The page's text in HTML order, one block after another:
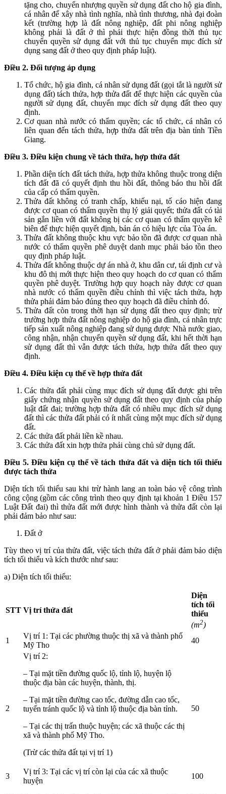
tặng cho, chuyển nhượng quyền sử dụng đất cho hộ gia đình,
cá nhân để xây nhà tình nghĩa, nhà tình thương, nhà đại đoàn
kết (trường hợp là đất nông nghiệp, đất phi nông nghiệp
không phải là đất ở thì phải thực hiện đồng thời thủ tục
chuyển quyền sử dụng đất với thủ tục chuyển mục đích sử
dụng sang đất ở theo quy định pháp luật).
Điều 2. Đối tượng áp dụng
Tổ chức, hộ gia đình, cá nhân sử dụng đất (gọi tắt là người sử
dụng đất) tách thửa, hợp thửa đất để thực hiện các quyền của
người sử dụng đất, chuyển mục đích sử dụng đất theo quy
định.
Cơ quan nhà nước có thẩm quyền; các tổ chức, cá nhân có
liên quan đến tách thửa, hợp thửa đất trên địa bàn tỉnh Tiền
Giang.
Điều 3. Điều kiện chung về tách thửa, hợp thửa đất
Phần diện tích đất tách thửa, hợp thửa không thuộc trong diện
tích đất đã có quyết định thu hồi đất, thông báo thu hồi đất
của cấp có thẩm quyền.
Thửa đất không có tranh chấp, khiếu nại, tố cáo hiện đang
được cơ quan có thẩm quyền thụ lý giải quyết; thửa đất có tài
sản gắn liền với đất không bị các cơ quan có thẩm quyền kê
biên để thực hiện quyết định, bản án có hiệu lực của Tòa án.
Thửa đất không thuộc khu vực bảo tồn đã được cơ quan nhà
nước có thẩm quyền phê duyệt danh mục phải bảo tồn theo
quy định pháp luật.
Thửa đất không thuộc dự án nhà ở, khu dân cư, tái định cư và
khu đô thị mới thực hiện theo quy hoạch do cơ quan có thẩm
quyền phê duyệt. Trường hợp quy hoạch này được cơ quan
nhà nước có thẩm quyền điều chỉnh thì việc tách thửa, hợp
thửa phải đảm bảo đúng theo quy hoạch đã điều chỉnh đó.
Thửa đất còn trong thời hạn sử dụng đất theo quy định; trừ
trường hợp thửa đất nông nghiệp do hộ gia đình, cá nhân trực
tiếp sản xuất nông nghiệp đang sử dụng được Nhà nước giao,
công nhận, nhận chuyển quyền sử dụng đất, khi hết thời hạn
sử dụng đất thì vẫn được tách thửa, hợp thửa đất theo quy
định.
Điều 4. Điều kiện cụ thể về hợp thửa đất
Các thửa đất phải cùng mục đích sử dụng đất được ghi trên
giấy chứng nhận quyền sử dụng đất theo quy định của pháp
luật đất đai; trường hợp thửa đất có nhiều mục đích sử dụng
đất thì các thửa đất phải có ít nhất cùng một mục đích sử dụng
đất.
Các thửa đất phải liền kề nhau.
Các thửa đất xin hợp thửa phải cùng chủ sử dụng đất.
Điều 5. Điều kiện cụ thể về tách thửa đất và diện tích tối thiểu
được tách thửa
Diện tích tối thiểu sau khi trừ hành lang an toàn bảo vệ công trình
công cộng (gồm các công trình theo quy định tại khoản 1 Điều 157
Luật Đất đai) thì thửa đất mới được hình thành và thửa đất còn lại
phải đảm bảo như sau:
Đất ở
Tùy theo vị trí của thửa đất, việc tách thửa đất ở phải đảm bảo diện
tích tối thiểu và kích thước như sau:
a) Diện tích tối thiểu:
STT Vị trí thửa đất
Diện
tích tối
thiểu
(m2)
1
Vị trí 1: Tại các phường thuộc thị xã và thành phố
Mỹ Tho
40
2
Vị trí 2:
– Tại mặt tiền đường quốc lộ, tỉnh lộ, huyện lộ
thuộc địa bàn các huyện, thành, thị.
– Tại mặt tiền đường cao tốc, đường dẫn cao tốc,
tuyến tránh quốc lộ và tỉnh lộ thuộc địa bàn tỉnh.
– Tại các thị trấn thuộc huyện; các xã thuộc các thị
xã và thành phố Mỹ Tho.
(Trừ các thửa đất tại vị trí 1)
50
3
Vị trí 3: Tại các vị trí còn lại của các xã thuộc
huyện
100